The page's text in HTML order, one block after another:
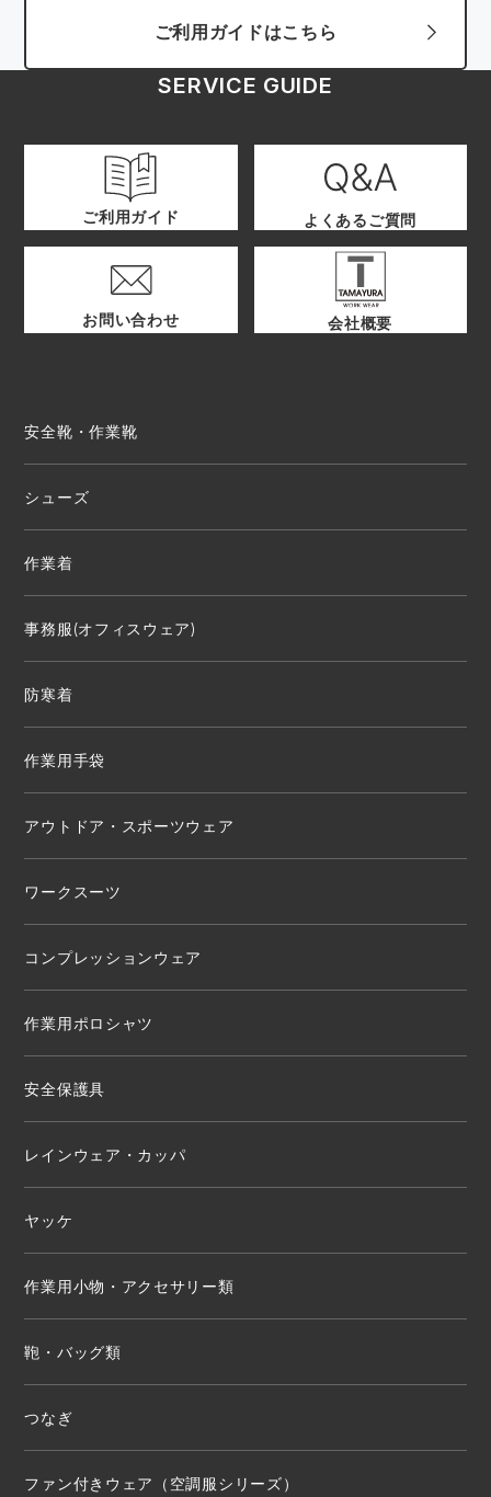
ご利用ガイドはこちら
SERVICE GUIDE
ご利用ガイド よくあるご質問
お問い合わせ 会社概要
安全靴・作業靴
シューズ
作業着
事務服(オフィスウェア)
防寒着
作業用手袋
アウトドア・スポーツウェア
ワークスーツ
コンプレッションウェア
作業用ポロシャツ
安全保護具
レインウェア・カッパ
ヤッケ
作業用小物・アクセサリー類
鞄・バッグ類
つなぎ
ファン付きウェア（空調服シリーズ）